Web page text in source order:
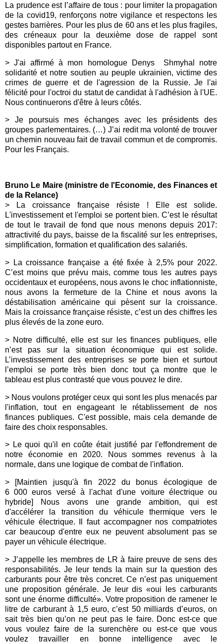
La prudence est l’affaire de tous : pour limiter la propagation
de la covid19, renforçons notre vigilance et respectons les
gestes barrières. Pour les plus de 60 ans et les plus fragiles,
des créneaux pour la deuxième dose de rappel sont
disponibles partout en France.
> J'ai affirmé à mon homologue Denys Shmyhal
notre
solidarité et notre soutien au peuple ukrainien, victime des
crimes de guerre et de l'agression de la Russie. Je l'ai
félicité pour l'octroi du statut de candidat à l'adhésion à l'UE.
Nous continuerons d'être à leurs côtés.
> Je poursuis mes échanges avec les présidents des
groupes parlementaires. (…) J’ai redit ma volonté de trouver
un chemin nouveau fait de travail commun et de compromis.
Pour les Français.
Bruno Le Maire (ministre de l'Economie, des Finances et
de la Relance)
>
La croissance française résiste ! Elle est solide.
L'investissement et l'emploi se portent bien. C’est le résultat
de tout le travail de fond que nous menons depuis 2017:
attractivité du pays, baisse de la fiscalité sur les entreprises,
simplification, formation et qualification des salariés.
>
La croissance française a été fixée à 2,5% pour 2022.
C’est moins que prévu mais, comme tous les autres pays
occidentaux et européens, nous avons le choc inflationniste,
nous avons la fermeture de la Chine et nous avons la
déstabilisation américaine qui pèsent sur la croissance.
Mais la croissance française résiste, c’est un des chiffres les
plus élevés de la zone euro.
> Notre difficulté, elle est sur les finances publiques, elle
n’est pas sur la situation économique qui est solide.
L’investissement des entreprises se porte bien et surtout
l’emploi se porte très bien donc tout ça montre que le
tableau est plus contrasté que vous pouvez le dire.
> Nous voulons protéger ceux qui sont les plus menacés par
l'inflation, tout en engageant le rétablissement de nos
finances publiques. C'est possible, mais cela demande de
faire des choix responsables.
> Le quoi qu'il en coûte était justifié par l'effondrement de
notre économie en 2020. Nous sommes revenus à la
normale, dans une logique de combat de l'inflation.
> [Maintien jusqu'à fin 2022 du bonus écologique de
6 000 euros versé à l'achat d'une voiture électrique ou
hybride] Nous avons une grande ambition, qui est
d'accélérer la transition du véhicule thermique vers le
véhicule électrique. Il faut accompagner nos compatriotes
car beaucoup d'entre eux ne peuvent absolument pas se
payer un véhicule électrique.
> J’appelle les membres de LR à faire preuve de sens des
responsabilités. Je leur tends la main sur la question des
carburants pour être très concret. Ce n’est pas uniquement
une proposition générale. Je leur dis «oui les carburants
sont une énorme difficulté». Votre proposition de ramener le
litre de carburant à 1,5 euro, c’est 50 milliards d’euros, on
sait très bien qu’on ne peut pas le faire. Donc est-ce que
vous voulez faire de la surenchère ou est-ce que vous
voulez travailler en bonne intelligence avec le